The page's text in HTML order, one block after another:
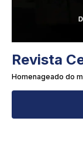
Revista
Homenageado do